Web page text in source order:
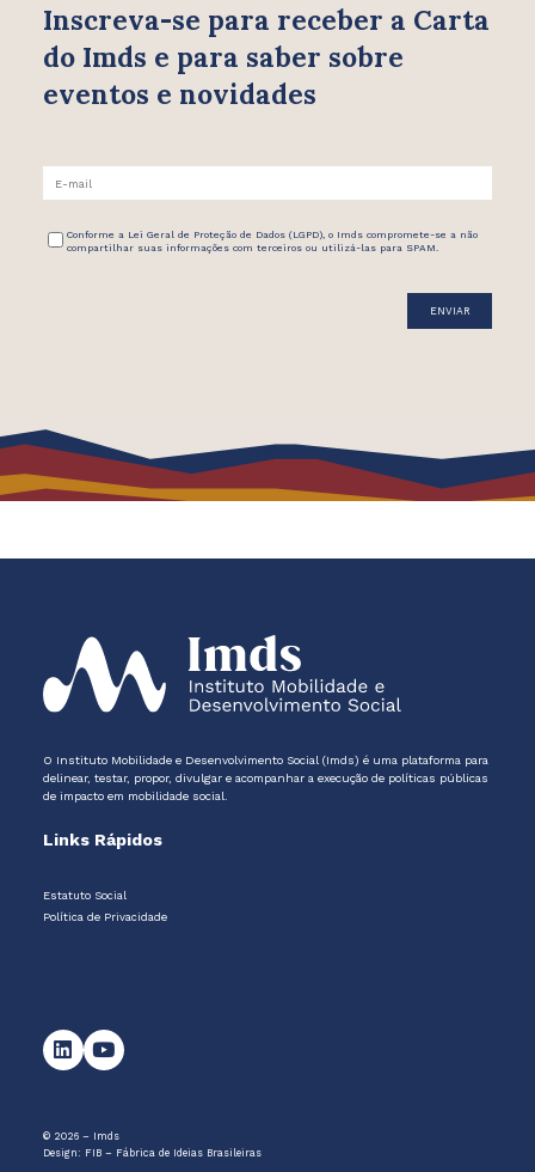
Inscreva-se para receber a Carta
do Imds e para saber sobre
eventos e novidades
Conforme a Lei Geral de Proteção de Dados (LGPD), o Imds compromete-se a não
compartilhar suas informações com terceiros ou utilizá-las para SPAM.
O Instituto Mobilidade e Desenvolvimento Social (Imds) é uma plataforma para
delinear, testar, propor, divulgar e acompanhar a execução de políticas públicas
de impacto em mobilidade social.
Links Rápidos
Estatuto Social
Política de Privacidade
© 2026 – Imds
Design: FIB – Fábrica de Ideias Brasileiras